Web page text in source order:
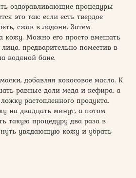
оздоравливающие процедуры
это так: если есть твердое
сжав в ладони. Затем
кожу. Можно его просто вмешать
предварительно поместив в
водяной бане.
добавляя кокосовое масло. К
равные доли меда и кефира, а
растопленного продукта.
на двадцать минут, а потом
такую процедуру два раза в
увядающую кожу и убрать